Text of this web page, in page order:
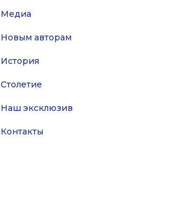
Медиа
Новым авторам
История
Столетие
Наш эксклюзив
Контакты